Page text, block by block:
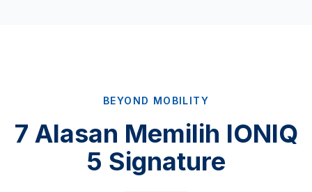
BEYOND MOBILITY
7 Alasan Memilih IONIQ
5 Signature